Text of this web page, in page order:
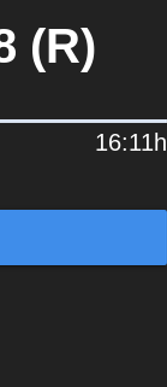
(R)
16:11h